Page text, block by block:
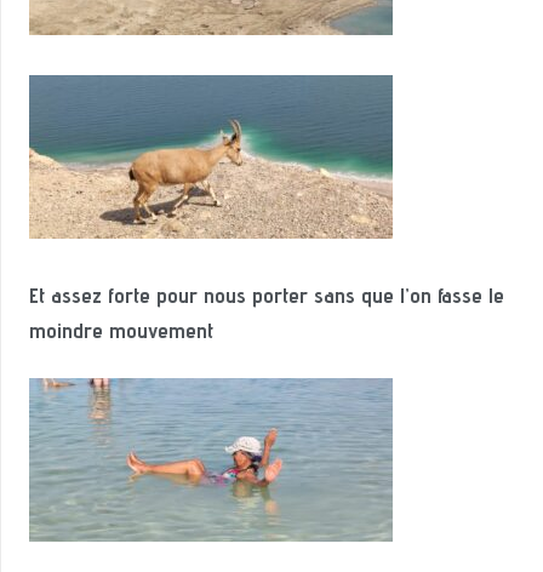
Et assez forte pour nous porter sans que l’on fasse le
moindre mouvement